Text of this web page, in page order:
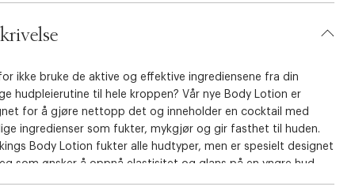
ikke bruke de aktive og effektive ingrediensene fra din
hudpleierutine til hele kroppen? Vår nye Body Lotion er
for å gjøre nettopp det og inneholder en cocktail med
ingredienser som fukter, mykgjør og gir fasthet til huden.
Body Lotion fukter alle hudtyper, men er spesielt designet
som ønsker å oppnå elastisitet og glans på en yngre hud,
cellulitter. Body Lotion trenger raskt inn i huden.